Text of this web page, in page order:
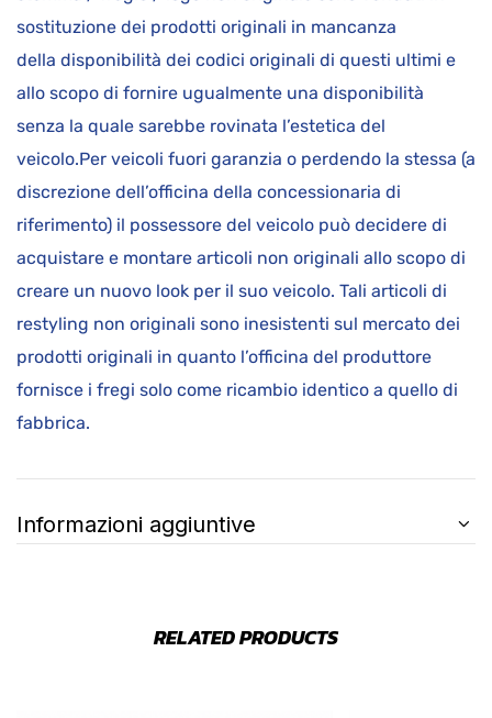
sostituzione dei prodotti originali in mancanza
della disponibilità dei codici originali di questi ultimi e
allo scopo di fornire ugualmente una disponibilità
senza la quale sarebbe rovinata l’estetica del
veicolo.Per veicoli fuori garanzia o perdendo la stessa (a
discrezione dell’officina della concessionaria di
riferimento) il possessore del veicolo può decidere di
acquistare e montare articoli non originali allo scopo di
creare un nuovo look per il suo veicolo. Tali articoli di
restyling non originali sono inesistenti sul mercato dei
prodotti originali in quanto l’officina del produttore
fornisce i fregi solo come ricambio identico a quello di
fabbrica.
Informazioni aggiuntive
RELATED PRODUCTS